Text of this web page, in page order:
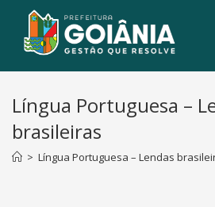
Língua Portuguesa –
brasileiras
> Língua Portuguesa – Lendas